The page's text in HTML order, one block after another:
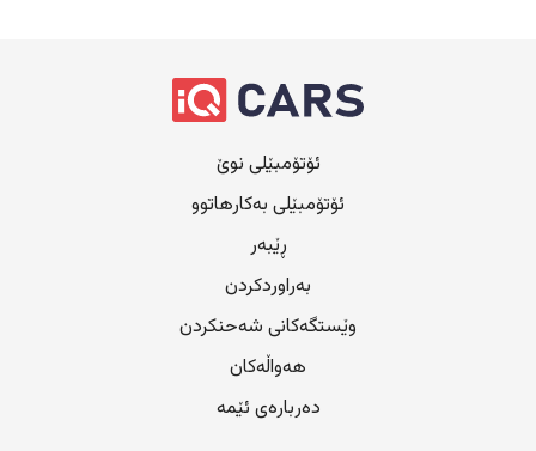
ئۆتۆمبێلی نوێ
ئۆتۆمبێلی بەکارهاتوو
ڕێبەر
بەراوردکردن
وێستگەکانی شەحنکردن
هەواڵەکان
دەربارەی ئێمە